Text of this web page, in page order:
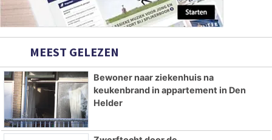
MEEST GELEZEN
Bewoner naar ziekenhuis na
keukenbrand in appartement in Den
Helder